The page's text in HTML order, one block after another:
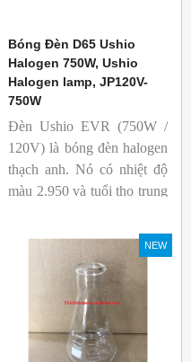
Bóng Đèn D65 Ushio
Halogen 750W, Ushio
Halogen lamp, JP120V-
750W
Đèn Ushio EVR (750W /
120V) là bóng đèn halogen
thạch anh. Nó có nhiệt độ
màu 2.950 và tuổi thọ trung
NEW